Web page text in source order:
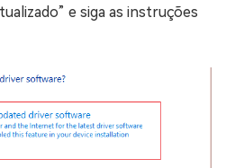
e siga as instruções